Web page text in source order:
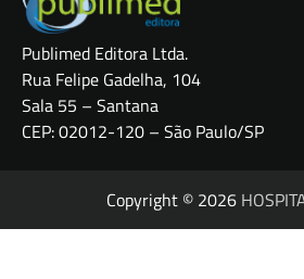
Publimed Editora Ltda.
Rua Felipe Gadelha, 104
Sala 55 – Santana
CEP: 02012-120 – São Paulo/SP
Copyright © 2026